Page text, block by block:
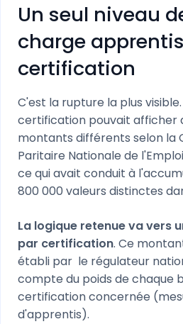
Un seul niveau
charge
certification
C'est la rupture la plus
certification pouvait afficher
montants différents selon la
Paritaire Nationale de
ce qui avait conduit à
800 000 valeurs distinctes
La logique retenue va vers
par certification. Ce
établi par le régulateur
compte du poids de chaque
certification concernée
d'apprentis).